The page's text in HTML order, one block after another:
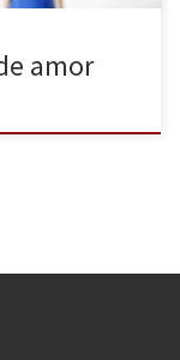
amor